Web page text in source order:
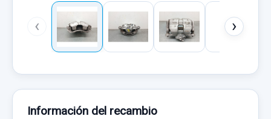
‹ ›
Información del recambio